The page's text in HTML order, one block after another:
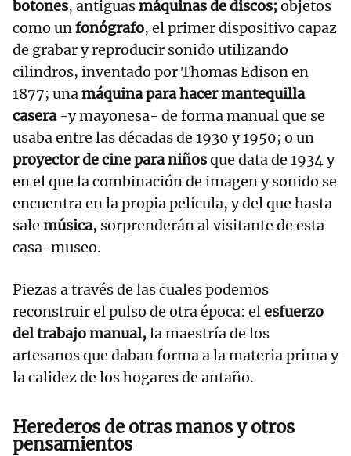
botones, antiguasmáquinas de discos;objetos
como un fonógrafo, el primer dispositivo capaz
de grabar y reproducir sonido utilizando
cilindros, inventado por Thomas Edison en
1877; una máquina para hacer mantequilla
casera-y mayonesa- de forma manual que se
usaba entre las décadas de 1930 y 1950; o un
proyector de cine para niñosque data de 1934 y
en el que la combinación de imagen y sonido se
encuentra en la propia película, y del que hasta
sale música, sorprenderán al visitante de esta
casa-museo.
Piezas a través de las cuales podemos
reconstruir el pulso de otra época: el esfuerzo
del trabajo manual,la maestría de los
artesanos que daban forma a la materia prima y
la calidez de los hogares de antaño.
Herederos de otras manos y otros
pensamientos